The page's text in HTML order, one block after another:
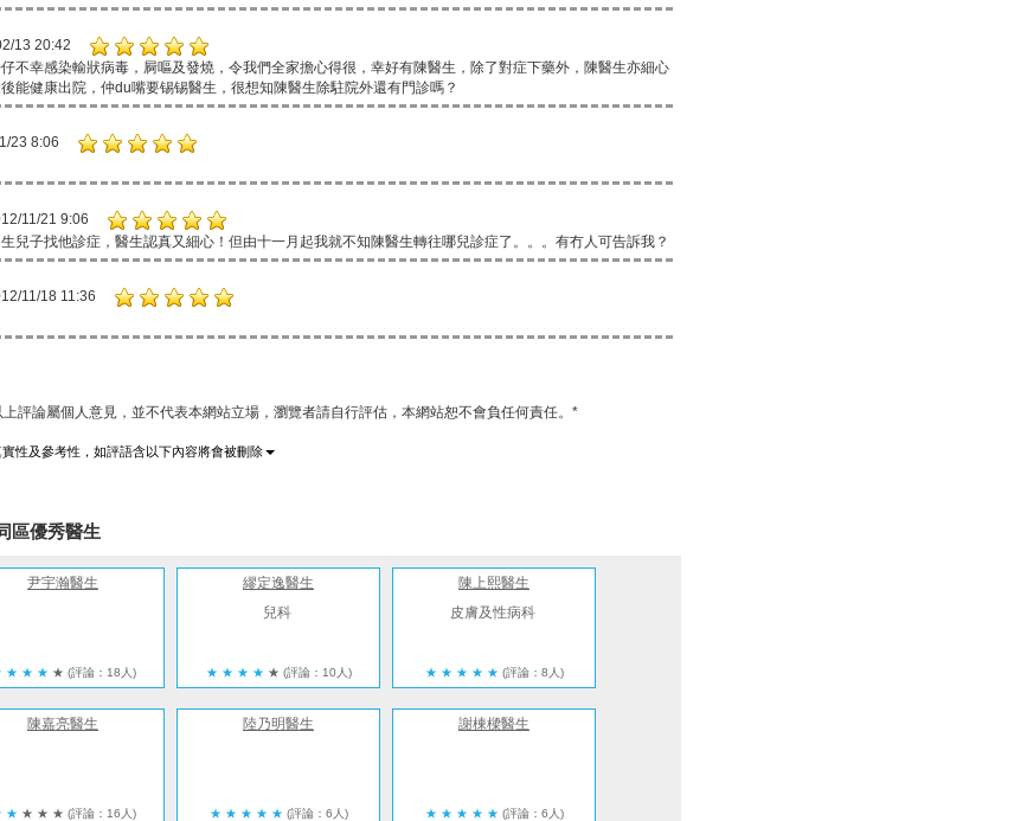
13 20:42
不幸感染輸狀病毒，屙嘔及發燒，令我們全家擔心得很，幸好有陳醫生，除了對症下藥外，陳醫生亦細心
能健康出院，仲du嘴要锡锡醫生，很想知陳醫生除駐院外還有門診嗎？
23 8:06
11/21 9:06
兒子找他診症，醫生認真又細心！但由十一月起我就不知陳醫生轉往哪兒診症了。。。有冇人可告訴我？
11/18 11:36
上評論屬個人意見，並不代表本網站立場，瀏覽者請自行評估，本網站恕不會負任何責任。*
性及參考性，如評語含以下內容將會被刪除
區優秀醫生
尹宇瀚醫生
★ ★ ★ ★ (評論：18人)
繆定逸醫生
兒科
★ ★ ★ ★ ★ (評論：10人)
陳上熙醫生
皮膚及性病科
★ ★ ★ ★ ★ (評論：8人)
陳嘉亮醫生
★ ★ ★ ★ (評論：16人)
陸乃明醫生
★ ★ ★ ★ ★ (評論：6人)
謝棟樑醫生
★ ★ ★ ★ ★ (評論：6人)